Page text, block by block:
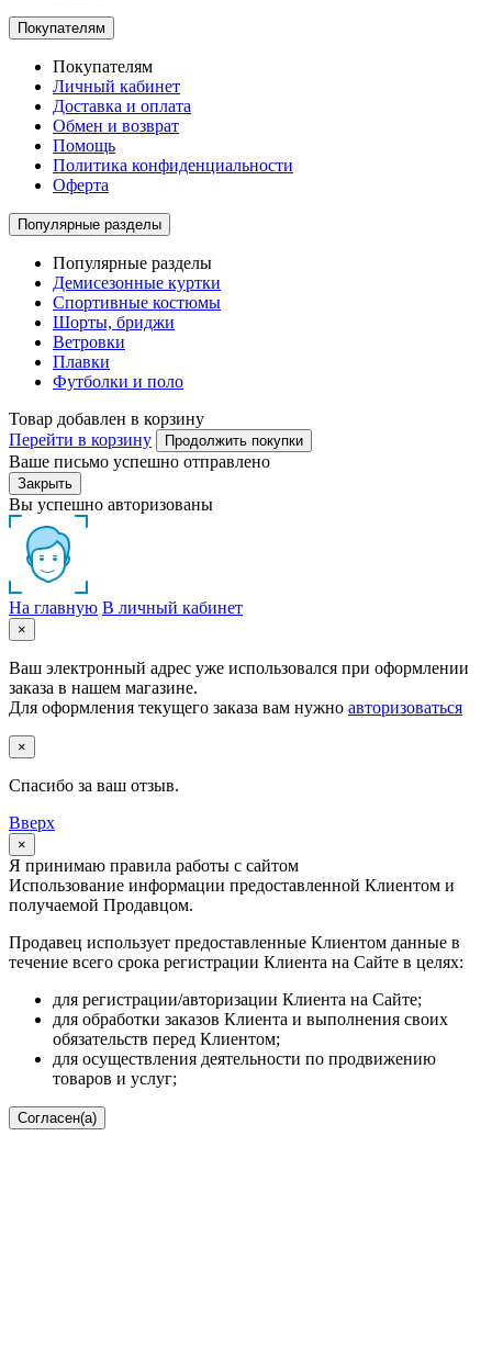
Покупателям
Покупателям
Личный кабинет
Доставка и оплата
Обмен и возврат
Помощь
Политика конфиденциальности
Оферта
Популярные разделы
Популярные разделы
Демисезонные куртки
Спортивные костюмы
Шорты, бриджи
Ветровки
Плавки
Футболки и поло
Товар добавлен в корзину
Перейти в корзину
Продолжить покупки
Ваше письмо успешно отправлено
Закрыть
Вы успешно авторизованы
На главную В личный кабинет
×
Ваш электронный адрес уже использовался при оформлении
заказа в нашем магазине.
Для оформления текущего заказа вам нужно авторизоваться
×
Спасибо за ваш отзыв.
Вверх
×
Я принимаю правила работы с сайтом
Использование информации предоставленной Клиентом и
получаемой Продавцом.
Продавец использует предоставленные Клиентом данные в
течение всего срока регистрации Клиента на Сайте в целях:
для регистрации/авторизации Клиента на Сайте;
для обработки заказов Клиента и выполнения своих
обязательств перед Клиентом;
для осуществления деятельности по продвижению
товаров и услуг;